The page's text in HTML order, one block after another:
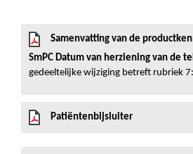
Samenvatting van de
SmPC Datum van herziening van de
gedeeltelijke wijziging betreft rubriek
Patiëntenbijsluiter